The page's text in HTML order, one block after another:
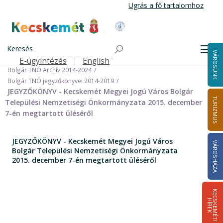
tartalomra
Ugrás a fő tartalomhoz
Kecskemét Város Honlapja
Keresés
Felső navigáció
E-ügyintézés English VÁROSUNK
TURIZMUS
VÁROSHÁZA
K
E
C
S
K
E
M
É
T
I
HÍ
R
E
K
Önkormányzat
Nemzetiségi Önkormányzatok
Bolgár Települési Nemzetiségi Önkormányzat
Bolgár TNÖ Archív 2014-2024
Bolgár TNÖ jegyzőkönyvei 2014-2019
JEGYZŐKÖNYV - Kecskemét Megyei Jogú Város Bolgár
Települési Nemzetiségi Önkormányzata 2015. december
7-én megtartott üléséről
JEGYZŐKÖNYV - Kecskemét Megyei Jogú Város
Bolgár Települési Nemzetiségi Önkormányzata
2015. december 7-én megtartott üléséről